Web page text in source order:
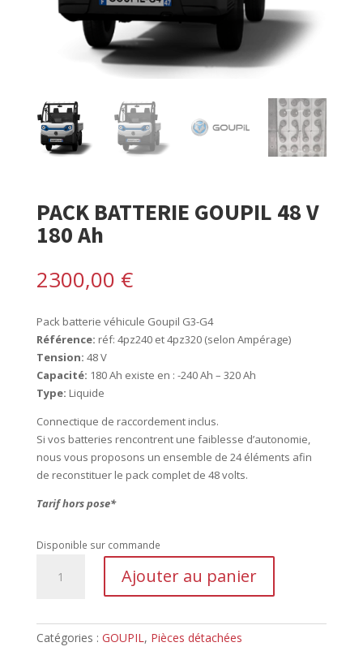
PACK BATTERIE GOUPIL 48 V
180 Ah
2300,00 €
Pack batterie véhicule Goupil G3-G4
Référence: réf: 4pz240 et 4pz320 (selon Ampérage)
Tension: 48 V
Capacité: 180 Ah existe en : -240 Ah – 320 Ah
Type: Liquide
Connectique de raccordement inclus.
Si vos batteries rencontrent une faiblesse d’autonomie,
nous vous proposons un ensemble de 24 éléments afin
de reconstituer le pack complet de 48 volts.
Tarif hors pose*
Disponible sur commande
GOUPIL
Ajouter au panier
Catégories : GOUPIL, Pièces détachées